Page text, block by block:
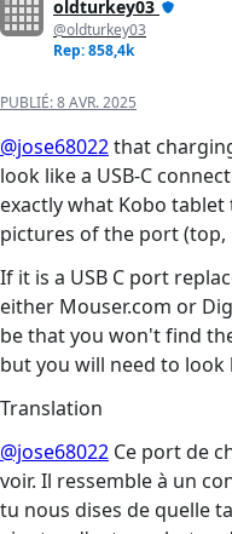
oldturkey03
@oldturkey03
Rep: 858,4k
PUBLIÉ:8 AVR. 2025
@jose68022that
look like a USB-C
exactly what Kobo
pictures of the port
If it is a USB C port
either Mouser.com or
be that you won't find
but you will need to look
Translation
@jose68022 Ce port de
voir. Il ressemble à un
tu nous dises de quelle